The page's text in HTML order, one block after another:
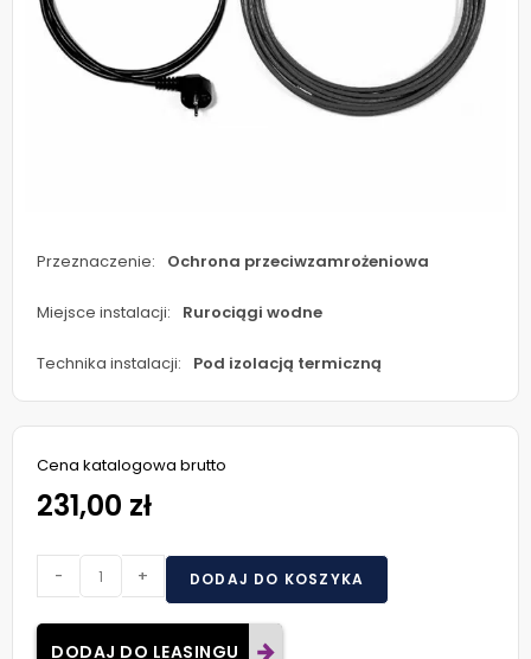
Przeznaczenie: Ochrona przeciwzamrożeniowa
Miejsce instalacji: Rurociągi wodne
Technika instalacji: Pod izolacją termiczną
Cena katalogowa brutto
231,00 zł
- + DODAJ DO KOSZYKA
DODAJ DO LEASINGU